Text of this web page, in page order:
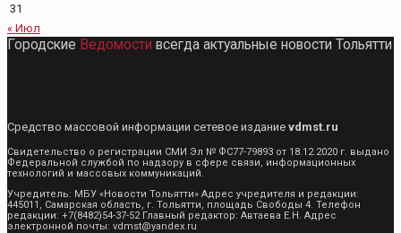
31
« Июл
Городские Ведомости всегда актуальные новости Тольятти
Средство массовой информации сетевое издание vdmst.ru
Свидетельство о регистрации СМИ Эл № ФС77-79893 от 18.12.2020 г. выдано
Федеральной службой по надзору в сфере связи, информационных
технологий и массовых коммуникаций.
Учредитель: МБУ «Новости Тольятти» Адрес учредителя и редакции:
445011, Самарская область, г. Тольятти, площадь Свободы 4. Телефон
редакции: +7(8482)54-37-52 Главный редактор: Автаева Е.Н. Адрес
электронной почты: vdmst@yandex.ru